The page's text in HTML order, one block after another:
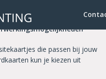
die passen bij jouw
kun je kiezen uit